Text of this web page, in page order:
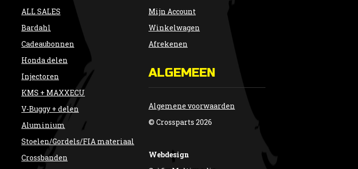
ALL SALES
Bardahl
Cadeaubonnen
Honda delen
Injectoren
KMS + MAXXECU
V-Buggy + delen
Aluminium
Stoelen/Gordels/FIA materiaal
Crossbanden
Mijn Account
Winkelwagen
Afrekenen
ALGEMEEN
Algemene voorwaarden
© Crossparts 2026
Webdesign